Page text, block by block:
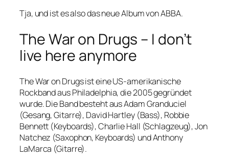
Tja, und ist es also das neue Album von ABBA.
The War on Drugs – I don’t
live here anymore
The War on Drugs ist eine US-amerikanische
Rockband aus Philadelphia, die 2005 gegründet
wurde. Die Band besteht aus Adam Granduciel
(Gesang, Gitarre), David Hartley (Bass), Robbie
Bennett (Keyboards), Charlie Hall (Schlagzeug), Jon
Natchez (Saxophon, Keyboards) und Anthony
LaMarca (Gitarre).